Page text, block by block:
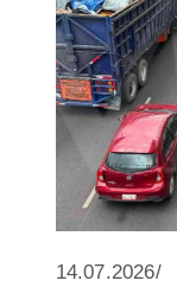
14.07.2026/